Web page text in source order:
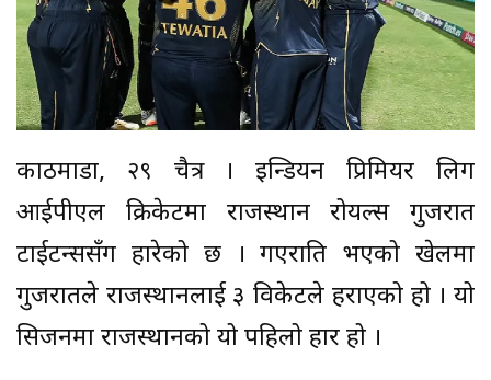
काठमाडौं, २९ चैत्र । इन्डियन प्रिमियर लिग
आईपीएल क्रिकेटमा राजस्थान रोयल्स गुजरात
टाईटन्ससँग हारेको छ । गएराति भएको खेलमा
गुजरातले राजस्थानलाई ३ विकेटले हराएको हो । यो
सिजनमा राजस्थानको यो पहिलो हार हो ।